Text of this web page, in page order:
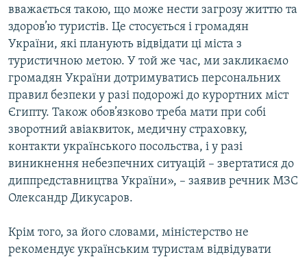
ФОТО
СПЕЦПРОЄКТИ
ПОДКАСТИ
КРИМ РЕАЛІЇ
РУС
УКР
КТАТ
ДОЛУЧАЙСЯ!
вважається такою, що може нести загрозу життю та
здоров’ю туристів. Це стосується і громадян
України, які планують відвідати ці міста з
туристичною метою. У той же час, ми закликаємо
громадян України дотримуватись персональних
правил безпеки у разі подорожі до курортних міст
Єгипту. Також обов’язково треба мати при собі
зворотний авіаквиток, медичну страховку,
контакти українського посольства, і у разі
виникнення небезпечних ситуацій – звертатися до
диппредставництва України», – заявив речник МЗС
Олександр Дикусаров.
Крім того, за його словами, міністерство не
рекомендує українським туристам відвідувати